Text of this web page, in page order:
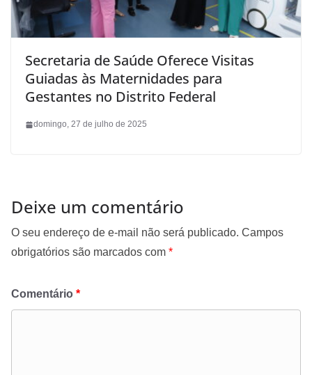
Secretaria de Saúde Oferece Visitas
Guiadas às Maternidades para
Gestantes no Distrito Federal
domingo, 27 de julho de 2025
Deixe um comentário
O seu endereço de e-mail não será publicado. Campos
obrigatórios são marcados com *
Comentário *